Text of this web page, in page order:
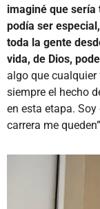
imaginé que
podía ser
toda la gente
vida, de Dios,
algo que
siempre el hecho
en esta etapa.
carrera me